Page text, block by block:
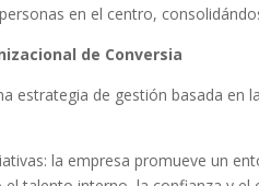
en el centro,
de Conversia
estrategia de gestión basada en
la empresa promueve un